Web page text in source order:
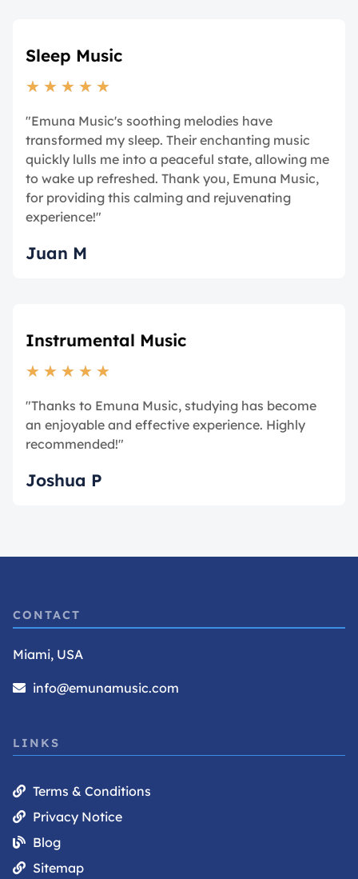
Sleep Music
★ ★ ★ ★ ★
"Emuna Music's soothing melodies have
transformed my sleep. Their enchanting music
quickly lulls me into a peaceful state, allowing me
to wake up refreshed. Thank you, Emuna Music,
for providing this calming and rejuvenating
experience!"
Juan M
Instrumental Music
★ ★ ★ ★ ★
"Thanks to Emuna Music, studying has become
an enjoyable and effective experience. Highly
recommended!"
Joshua P
CONTACT
Miami, USA
info@emunamusic.com
LINKS
Terms & Conditions
Privacy Notice
Blog
Sitemap